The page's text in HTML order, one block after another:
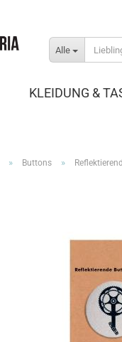
Alle
KLEIDUNG &
» Buttons »